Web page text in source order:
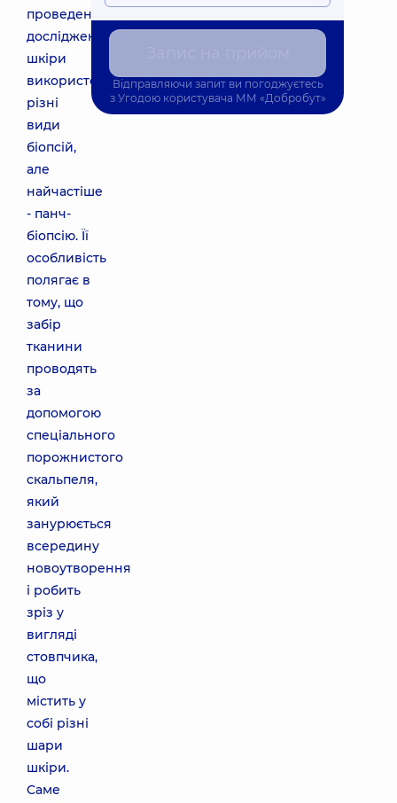
проведення
досліджень
шкіри
використовують
різні
види
біопсій,
але
найчастіше
- панч-
біопсію. Її
особливість
полягає в
тому, що
забір
тканини
проводять
за
допомогою
спеціального
порожнистого
скальпеля,
який
занурюється
всередину
новоутворення
і робить
зріз у
вигляді
стовпчика,
що
містить у
собі різні
шари
шкіри.
Саме
Відправляючи запит ви погоджуєтесь
з Угодою користувача ММ «Добробут»